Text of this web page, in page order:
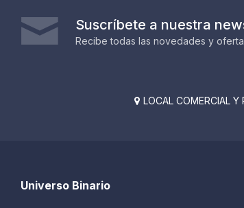
Suscríbete a nuestra
Recibe todas las novedades y
 LOCAL COMERCIAL
Universo Binario